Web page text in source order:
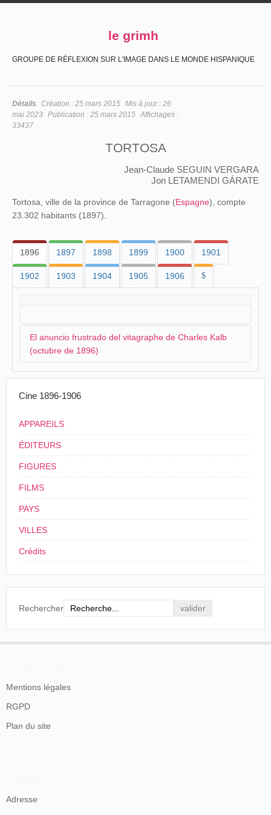
le grimh
GROUPE DE RÉFLEXION SUR L'IMAGE DANS LE MONDE HISPANIQUE
Détails Création : 25 mars 2015 Mis à jour : 26
mai 2023 Publication : 25 mars 2015 Affichages :
33437
TORTOSA
Jean-Claude SEGUIN VERGARA
Jon LETAMENDI GÁRATE
Tortosa, ville de la province de Tarragone (Espagne), compte
23.302 habitants (1897).
1896 1897 1898 1899 1900 1901
1902 1903 1904 1905 1906 $
El anuncio frustrado del vitagraphe de Charles Kalb
(octubre de 1896)
contacto con el ayuntamiento para unas sesiones de
Probablemente dentro de pocos días llegará
a esta ciudad Mr. Charles Kalb a exhibir en el
Teatro Principal las prodigiosas fotografías en
movimiento que tan ruidoso éxito han alcanzado
exhibido.
Sin embargo, el pionero descarta esta posibilidad y
sale deValenciadirectamente paraMadrid.
Cine 1896-1906
APPAREILS
ÉDITEURS
FIGURES
FILMS
PAYS
VILLES
Crédits
Rechercher
Mentions légales
RGPD
Plan du site
Adresse